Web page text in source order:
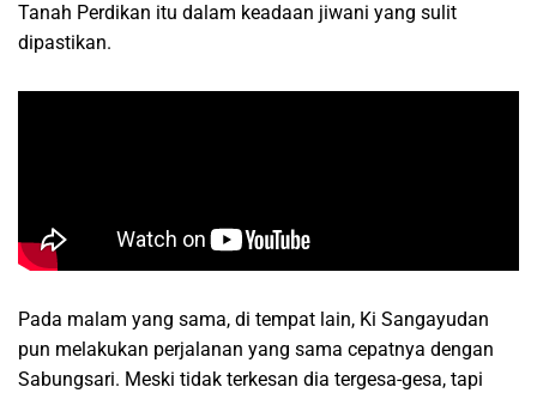
Tanah Perdikan itu dalam keadaan jiwani yang sulit
dipastikan.
Pada malam yang sama, di tempat lain, Ki Sangayudan
pun melakukan perjalanan yang sama cepatnya dengan
Sabungsari. Meski tidak terkesan dia tergesa-gesa, tapi